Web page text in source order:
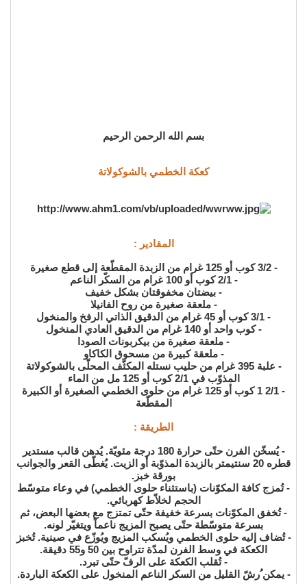
بسم الله الرحمن الرحيم
كعكة الخطمي بالشوكولاتة
المقادير :
- 3/2 كوب أو 125 غرام من الزبدة المقطّعة إلى قطع صغيرة
- 2/1 كوب أو 100 غرام من السكّر الناعم
- بيضتان مخفوقتان بشكل خفيف
- ملعقة صغيرة من روح الفانيلا
- 3/1 كوب أو 45 غرام من الدقيق الذاتي الرفخ والمنخول
- كوب واحد أو 140 غرام من الدقيق العادي المنخول
- ملعقة صغيرة من بيكربونات الصودا
- ملعقة كبيرة من مسحوق الكاكاو
- علبة 395 غرام من حليب نستله المكثّف المحلّى بالشوكولاتة
المذوّب في 2/1 كوب أو 125 مل من الماء
- 2/1 1 كوب أو 125 غرام من حلوى الخطمي الصغيرة أو الكبيرة
المقطّعة
الطريقة :
- يُسخّن الفرن حتّى حرارة 180 درجة مئويّة. يُدهن قالب مستدير
قطره 20 سنتيمتر بالزبدة المذوّبة أو الزيت. يُغطّى القعر والجوانب
بورقة خبز.
- تُمزج كافة المكوّنات (باستثناء حلوى الخطمي) في وعاء متوسّط
الحجم لخلاّط كهربائي.
- تُخفق المكوّنات بسرعة خفيفة حتّى تمتزج مع بعضها البعض، ثم
بسرعة متوسّطة حتّى يصبح المزيج ناعماً ويتغيّر لونه.
- تُضاف إليه حلوى الخطمي ويُسكب المزيج ويُوزّع في صينية. تُخبز
الكعكة في وسط الفرن لمدّة تتراوح بين 50 و55 دقيقة.
- تُقلب الكعكة على الرفّ حتّى تبرد.
- يمكن ُرشّ القليل من السكر الناعم المنخول على الكعكة الباردة.